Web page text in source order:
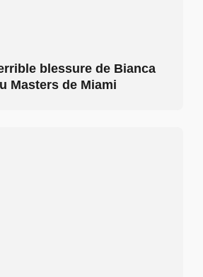
blessure de Bianca
Masters de Miami